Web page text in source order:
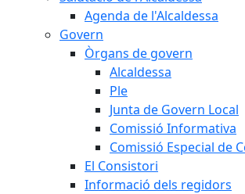
Agenda de l'Alcaldessa
Govern
Òrgans de govern
Alcaldessa
Ple
Junta de Govern Local
Comissió Informativa
Comissió Especial de
El Consistori
Informació dels regidors